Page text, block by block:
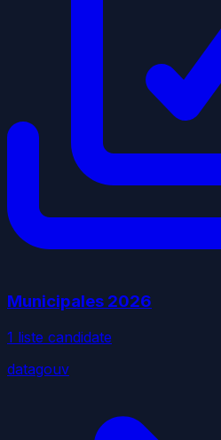
Municipales 2026
1 liste candidate
datagouv